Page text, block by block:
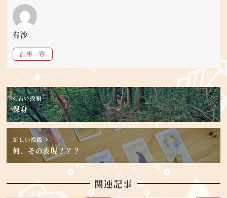
有沙
記事一覧
古い投稿
保身
新しい投稿
何、その表現？？？
関連記事